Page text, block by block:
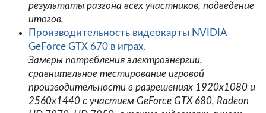
результаты разгона всех участников, подведение
итогов.
Производительность видеокарты NVIDIA
GeForce GTX 670 в играх.
Замеры потребления электроэнергии,
сравнительное тестирование игровой
производительности в разрешениях 1920x1080 и
2560x1440 с участием GeForce GTX 680, Radeon